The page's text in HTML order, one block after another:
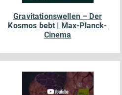
Gravitationswellen – Der
Kosmos bebt | Max-Planck-
Cinema